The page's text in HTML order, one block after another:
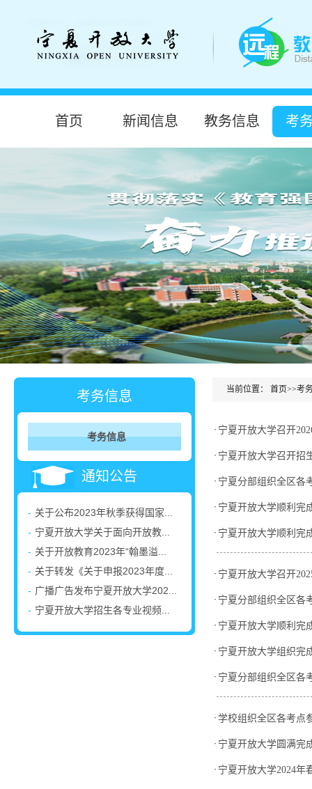
首页 新闻信息 教务信息 考
考务信息
考务信息
通知公告
- 关于公布2023年秋季获得国家...
- 宁夏开放大学关于面向开放教...
- 关于开放教育2023年“翰墨溢...
- 关于转发《关于申报2023年度...
- 广播广告发布宁夏开放大学202...
- 宁夏开放大学招生各专业视频...
当前位置： 首页>>考
· 宁夏开放大学召开
· 宁夏开放大学召开招
· 宁夏分部组织全区各
· 宁夏开放大学顺利完
· 宁夏开放大学顺利完
· 宁夏开放大学召开
· 宁夏分部组织全区各
· 宁夏开放大学顺利完
· 宁夏开放大学组织完
· 宁夏分部组织全区各
· 学校组织全区各考点
· 宁夏开放大学圆满完
· 宁夏开放大学2024年